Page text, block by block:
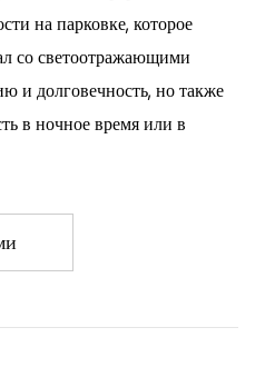
на парковке, которое
со светоотражающими
и долговечность, но также
в ночное время или в